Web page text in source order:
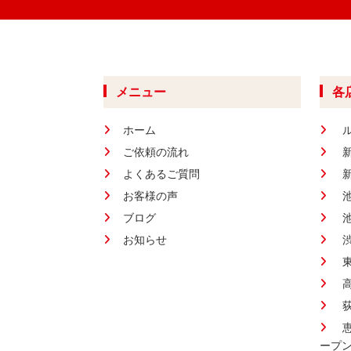
メニュー
ホーム
ご依頼の流れ
よくあるご質問
お客様の声
ブログ
お知らせ
各
ープ